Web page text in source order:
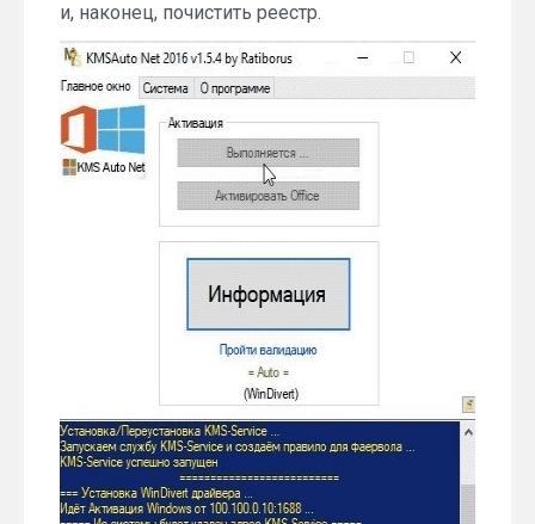
и, наконец, почистить реестр.